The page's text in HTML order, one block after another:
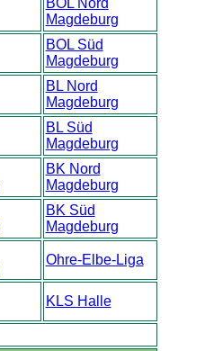
BOL Nord
Magdeburg
BOL Süd
Magdeburg
BL Nord
Magdeburg
BL Süd
Magdeburg
BK Nord
Magdeburg
BK Süd
Magdeburg
Ohre-Elbe-Liga
KLS Halle